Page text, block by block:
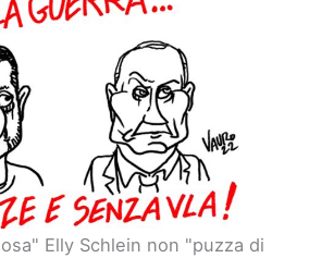
Elly Schlein non "puzza di